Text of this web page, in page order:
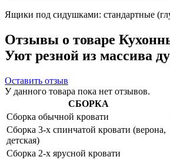
Ящики под сидушками: стандартные
Отзывы о товаре
Уют резной из массива
Оставить отзыв
У данного товара пока нет отзывов.
СБОРКА
Сборка обычной кровати
Сборка 3-х спинчатой кровати (верона,
детская)
Сборка 2-х ярусной кровати